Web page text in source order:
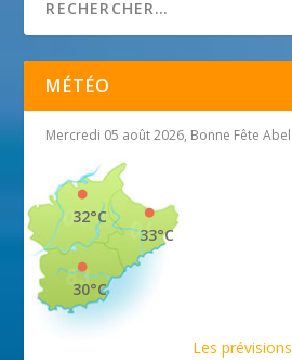
MÉTÉO
Mercredi 05 août 2026, Bonne Fête Abel
33°C
32°C
30°C
Les prévisions